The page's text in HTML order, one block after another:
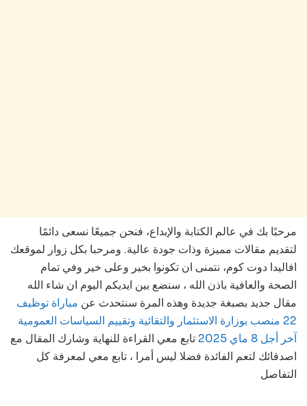
مرحبًا بك في عالم الكتابة والإبداع، فنحن جميعًا نسعى دائمًا
لتقديم مقالات مميزة وذات جودة عالية. ومرحبا بكل زوار لموقعك
افاليدا دوت كوم، نتمنى ان تكونوا بخير وعلى خير وفي تمام
الصحة والعافية باذن الله ، سنضع بين ايديكم اليوم ان شاء الله
مقال جديد بصبغة جديدة وهذه المرة سنتحدث عن مباراة توظيف
22 منصب بوزارة الاستثمار والتقائية وتقييم السياسات العمومية
آخر أجل 8 ماي 2025
تابع معي القراءة للنهاية وشارك المقال مع
اصدقائك لتعم الفائدة فضلا ليس أمرا ، تابع معي لمعرفة كل
التفاصل